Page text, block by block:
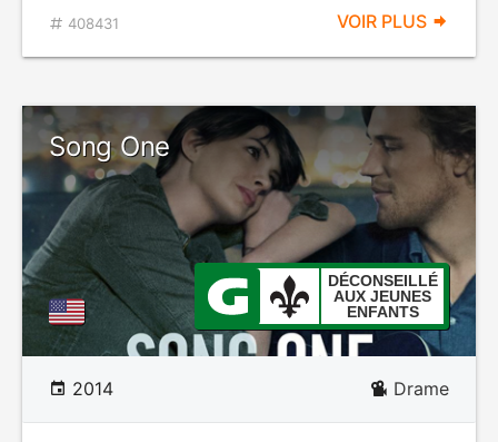
408431 VOIR PLUS
Song One
DÉCONSEILLÉ
AUX JEUNES
ENFANTS
2014 Drame